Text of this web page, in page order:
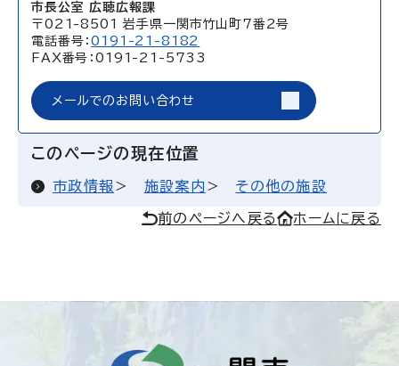
市長公室 広聴広報課
〒021-8501 岩手県一関市竹山町7番2号
電話番号：0191-21-8182
FAX番号：0191-21-5733
メールでのお問い合わせ
このページの現在位置
市政情報 施設案内 その他の施設
前のページへ戻る ホームに戻る